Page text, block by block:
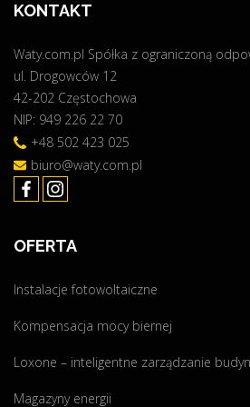
m
r
o
t
e
c
t
KONTAKT
Waty.com.pl Spółka z ograniczoną
ul. Drogowców 12
42-202 Częstochowa
NIP: 949 226 22 70
+48 502 423 025
biuro@waty.com.pl
OFERTA
Instalacje fotowoltaiczne
Kompensacja mocy biernej
Loxone – inteligentne zarządzanie
Magazyny energii